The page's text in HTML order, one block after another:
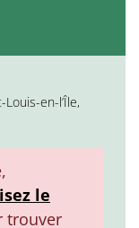
en-l’Île,
le
trouver